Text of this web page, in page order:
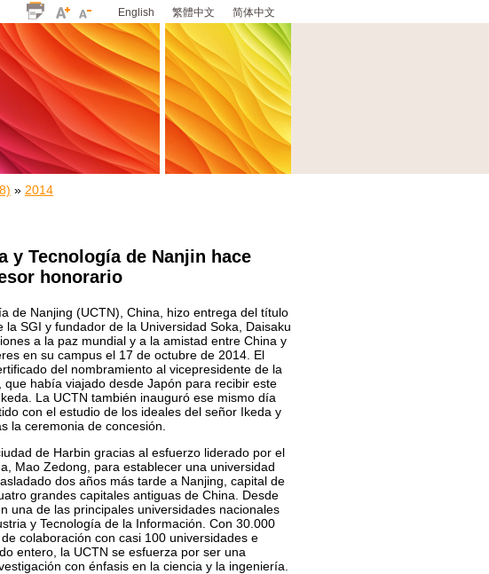
English 繁體中文 简体中文
» 2014
y Tecnología de Nanjin hace
honorario
de Nanjing (UCTN), China, hizo entrega del título
SGI y fundador de la Universidad Soka, Daisaku
a la paz mundial y a la amistad entre China y
en su campus el 17 de octubre de 2014. El
del nombramiento al vicepresidente de la
que había viajado desde Japón para recibir este
La UCTN también inauguró ese mismo día
con el estudio de los ideales del señor Ikeda y
la ceremonia de concesión.
de Harbin gracias al esfuerzo liderado por el
Mao Zedong, para establecer una universidad
dos años más tarde a Nanjing, capital de
grandes capitales antiguas de China. Desde
una de las principales universidades nacionales
y Tecnología de la Información. Con 30.000
colaboración con casi 100 universidades e
entero, la UCTN se esfuerza por ser una
con énfasis en la ciencia y la ingeniería.